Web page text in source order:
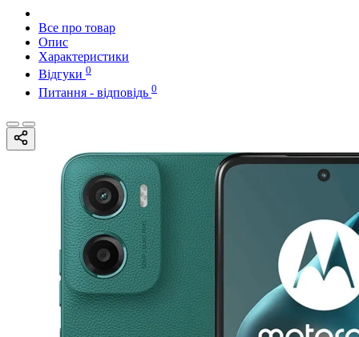
Все про товар
Опис
Характеристики
Відгуки 0
Питання - відповідь 0